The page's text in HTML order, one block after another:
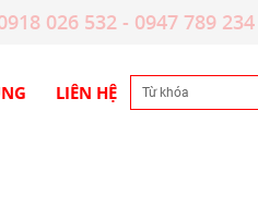
026 532 - 0947 789 234
LIÊN HỆ